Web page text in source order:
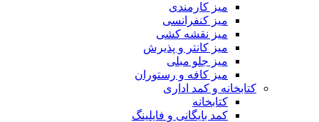
میز کارمندی
میز کنفرانسی
میز نقشه کشی
میز کانتر و پذیرش
میز جلو مبلی
میز کافه و رستوران
کتابخانه و کمد اداری
کتابخانه
کمد بایگانی و فایلینگ